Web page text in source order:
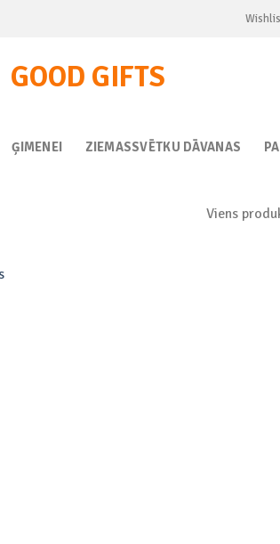
ĢIMENEI ZIEMASSVĒTKU DĀVANAS
Viens